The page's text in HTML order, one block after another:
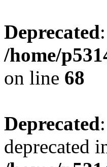
Deprecated
/home/
on line 68
Deprecated
deprecated